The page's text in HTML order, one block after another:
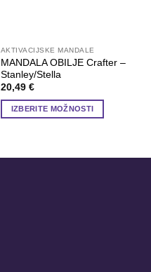
AKTIVACIJSKE MANDALE
MANDALA OBILJE Crafter –
Stanley/Stella
20,49 €
IZBERITE MOŽNOSTI